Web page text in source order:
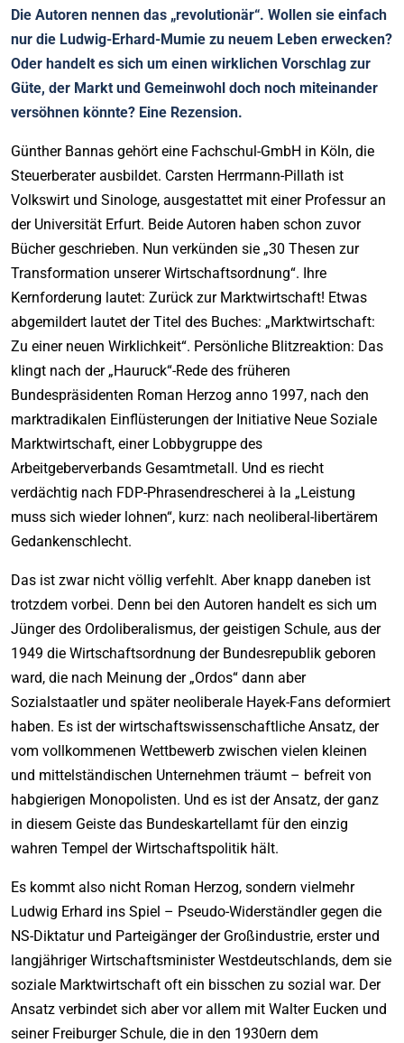
Die Autoren nennen das „revolutionär“. Wollen sie einfach
nur die Ludwig-Erhard-Mumie zu neuem Leben erwecken?
Oder handelt es sich um einen wirklichen Vorschlag zur
Güte, der Markt und Gemeinwohl doch noch miteinander
versöhnen könnte? Eine Rezension.
Günther Bannas gehört eine Fachschul-GmbH in Köln, die
Steuerberater ausbildet. Carsten Herrmann-Pillath ist
Volkswirt und Sinologe, ausgestattet mit einer Professur an
der Universität Erfurt. Beide Autoren haben schon zuvor
Bücher geschrieben. Nun verkünden sie „30 Thesen zur
Transformation unserer Wirtschaftsordnung“. Ihre
Kernforderung lautet: Zurück zur Marktwirtschaft! Etwas
abgemildert lautet der Titel des Buches: „Marktwirtschaft:
Zu einer neuen Wirklichkeit“. Persönliche Blitzreaktion: Das
klingt nach der „Hauruck“-Rede des früheren
Bundespräsidenten Roman Herzog anno 1997, nach den
marktradikalen Einflüsterungen der Initiative Neue Soziale
Marktwirtschaft, einer Lobbygruppe des
Arbeitgeberverbands Gesamtmetall. Und es riecht
verdächtig nach FDP-Phrasendrescherei à la „Leistung
muss sich wieder lohnen“, kurz: nach neoliberal-libertärem
Gedankenschlecht.
Das ist zwar nicht völlig verfehlt. Aber knapp daneben ist
trotzdem vorbei. Denn bei den Autoren handelt es sich um
Jünger des Ordoliberalismus, der geistigen Schule, aus der
1949 die Wirtschaftsordnung der Bundesrepublik geboren
ward, die nach Meinung der „Ordos“ dann aber
Sozialstaatler und später neoliberale Hayek-Fans deformiert
haben. Es ist der wirtschaftswissenschaftliche Ansatz, der
vom vollkommenen Wettbewerb zwischen vielen kleinen
und mittelständischen Unternehmen träumt – befreit von
habgierigen Monopolisten. Und es ist der Ansatz, der ganz
in diesem Geiste das Bundeskartellamt für den einzig
wahren Tempel der Wirtschaftspolitik hält.
Es kommt also nicht Roman Herzog, sondern vielmehr
Ludwig Erhard ins Spiel – Pseudo-Widerständler gegen die
NS-Diktatur und Parteigänger der Großindustrie, erster und
langjähriger Wirtschaftsminister Westdeutschlands, dem sie
soziale Marktwirtschaft oft ein bisschen zu sozial war. Der
Ansatz verbindet sich aber vor allem mit Walter Eucken und
seiner Freiburger Schule, die in den 1930ern dem